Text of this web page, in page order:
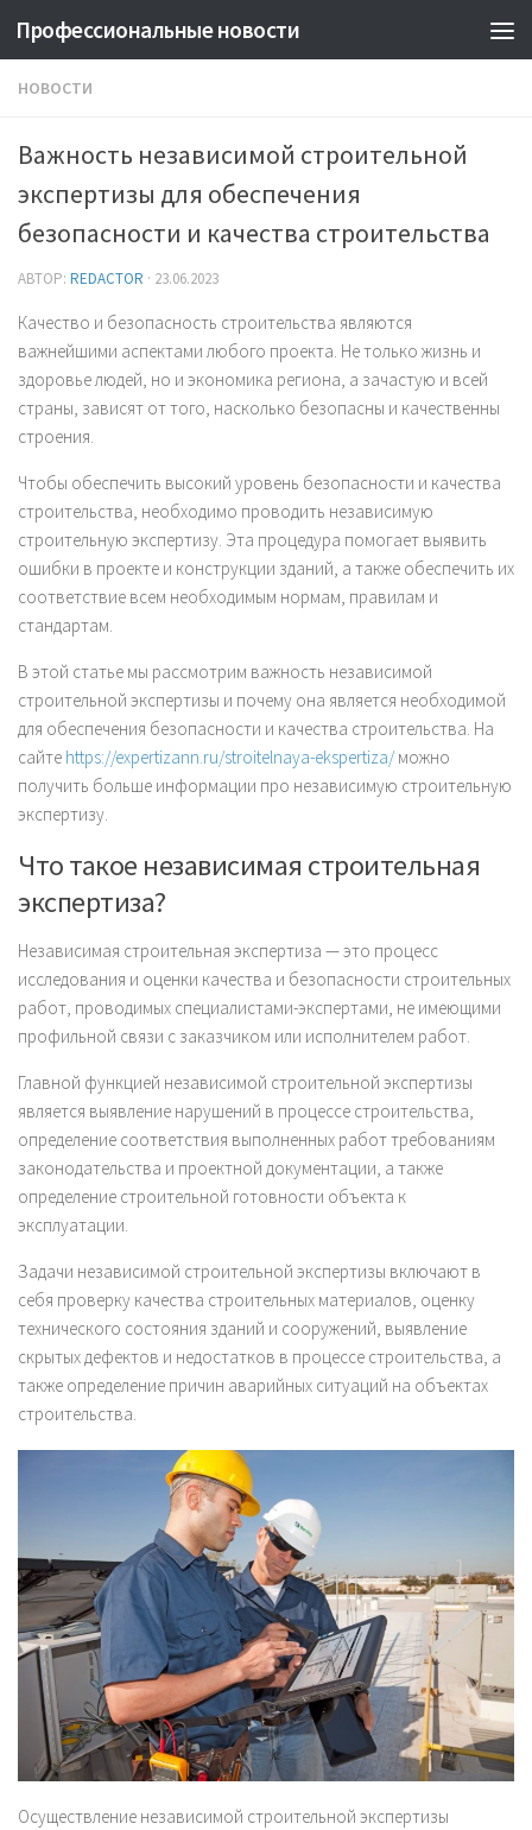
Профессиональные новости
НОВОСТИ
Важность независимой строительной
экспертизы для обеспечения
безопасности и качества строительства
АВТОР: REDACTOR · 23.06.2023
Качество и безопасность строительства являются
важнейшими аспектами любого проекта. Не только жизнь и
здоровье людей, но и экономика региона, а зачастую и всей
страны, зависят от того, насколько безопасны и качественны
строения.
Чтобы обеспечить высокий уровень безопасности и качества
строительства, необходимо проводить независимую
строительную экспертизу. Эта процедура помогает выявить
ошибки в проекте и конструкции зданий, а также обеспечить их
соответствие всем необходимым нормам, правилам и
стандартам.
В этой статье мы рассмотрим важность независимой
строительной экспертизы и почему она является необходимой
для обеспечения безопасности и качества строительства. На
сайте https://expertizann.ru/stroitelnaya-ekspertiza/ можно
получить больше информации про независимую строительную
экспертизу.
Что такое независимая строительная
экспертиза?
Независимая строительная экспертиза — это процесс
исследования и оценки качества и безопасности строительных
работ, проводимых специалистами-экспертами, не имеющими
профильной связи с заказчиком или исполнителем работ.
Главной функцией независимой строительной экспертизы
является выявление нарушений в процессе строительства,
определение соответствия выполненных работ требованиям
законодательства и проектной документации, а также
определение строительной готовности объекта к
эксплуатации.
Задачи независимой строительной экспертизы включают в
себя проверку качества строительных материалов, оценку
технического состояния зданий и сооружений, выявление
скрытых дефектов и недостатков в процессе строительства, а
также определение причин аварийных ситуаций на объектах
строительства.
Осуществление независимой строительной экспертизы